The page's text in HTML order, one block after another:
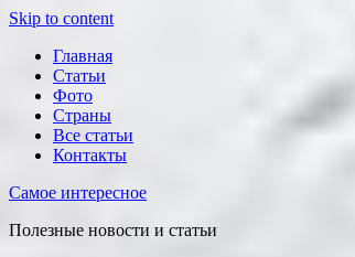
Skip to content
Главная
Статьи
Фото
Страны
Все статьи
Контакты
Самое интересное
Полезные новости и статьи